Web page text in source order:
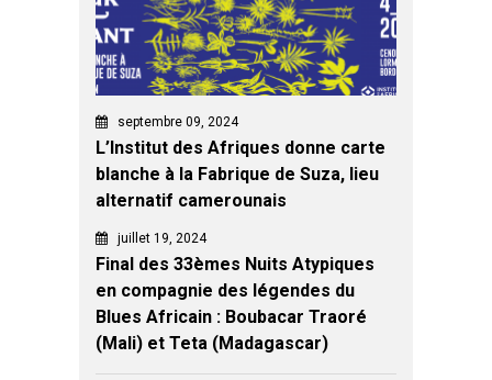
septembre 09, 2024
L’Institut des Afriques donne carte
blanche à la Fabrique de Suza, lieu
alternatif camerounais
juillet 19, 2024
Final des 33èmes Nuits Atypiques
en compagnie des légendes du
Blues Africain : Boubacar Traoré
(Mali) et Teta (Madagascar)